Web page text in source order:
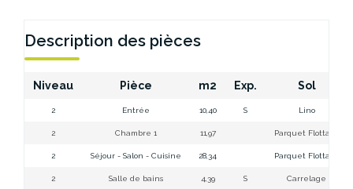
Description des pièces
Niveau Pièce m2 Exp. Sol
2 Entrée 10,40 S Lino
2 Chambre 1 11,97 Parquet Flottant
2 Séjour - Salon - Cuisine 28,34 Parquet Flottant
2 Salle de bains 4,39 S Carrelage